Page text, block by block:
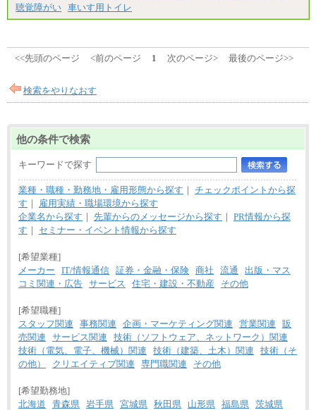
聴覚障がい 車いす用トイレ
<<先頭のページ <前のページ 1 次のページ> 最後のページ>>
検索をやりなおす
他の条件で検索
キーワードで探す
業種・職種・勤務地・雇用形態から探す ｜ チェックポイントから探
す ｜
雇用実績・職場環境から探す
企業名から探す ｜ 先輩からのメッセージから探す ｜ PR情報から探
す ｜ セミナー・イベント情報から探す
[希望業種]
メーカー
IT/情報通信 証券・金融・保険 商社 流通
出版・マス
コミ関連・広告 サービス 住宅・建設・不動産 その他
[希望職種]
スタッフ関連
事務関連 企画・マーケティング関連 営業関連
販
売関連
サービス関連
技術（ソフトウェア、ネットワーク）関連
技術（電気、電子、機械）関連
技術（建築、土木）関連
技術（そ
の他）
クリエイティブ関連 専門職関連 その他
[希望勤務地]
北海道
青森県 岩手県 宮城県 秋田県 山形県 福島県
茨城県